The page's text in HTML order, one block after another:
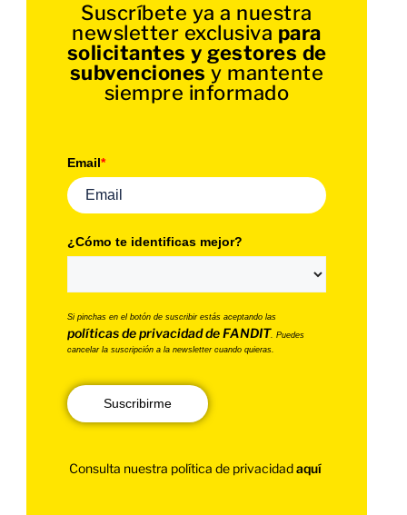
Suscríbete ya a nuestra
newsletter exclusiva para
solicitantes y gestores de
subvenciones y mantente
siempre informado
Email*
¿Cómo te identificas mejor?
Si pinchas en el botón de suscribir estás aceptando las
políticas de privacidad de FANDIT. Puedes
cancelar la suscripción a la newsletter cuando quieras.
Suscribirme
Consulta nuestra política de privacidadaquí